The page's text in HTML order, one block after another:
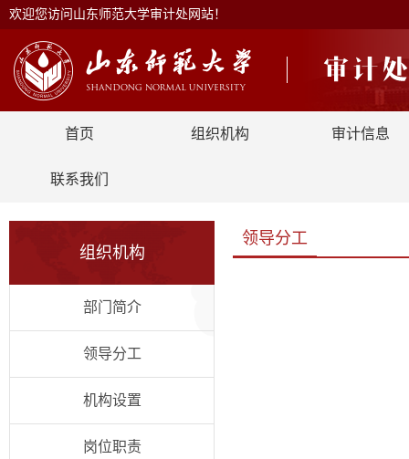
欢迎您访问山东师范大学审计处网站！
首页 组织机构 审计信息
联系我们
组织机构
部门简介
领导分工
机构设置
岗位职责
领导分工